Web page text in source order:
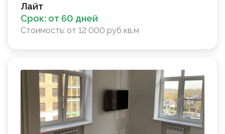
Лайт
Срок: от 60 дней
Стоимость: от 12 000 руб кв.м